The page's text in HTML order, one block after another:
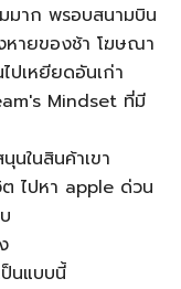
มาก พรอบสนามบิน
หายของช้า โฆษณา
ปเหยียดอันเก่า
Mindset ที่มี
นในสินค้าเขา
ไปหา apple ด่วน
นแบบนี้